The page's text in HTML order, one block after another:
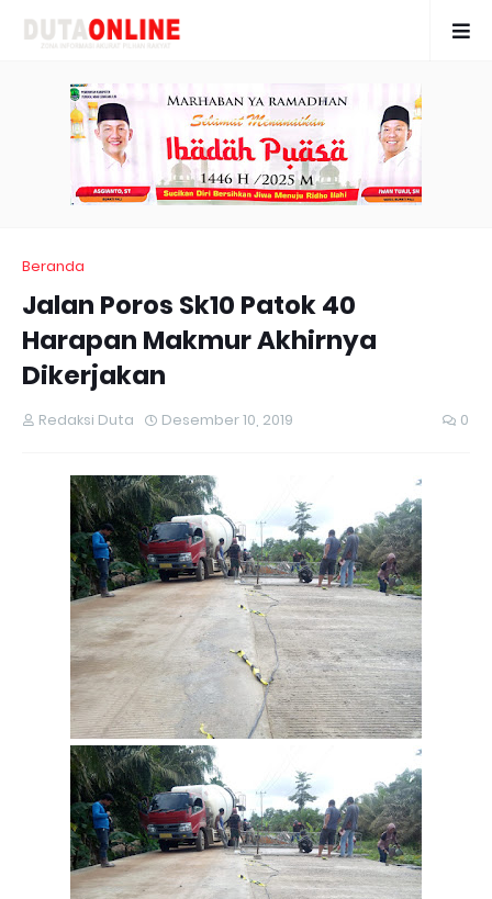
Beranda
Jalan Poros Sk10 Patok 40
Harapan Makmur Akhirnya
Dikerjakan
Redaksi Duta Desember 10, 2019 0